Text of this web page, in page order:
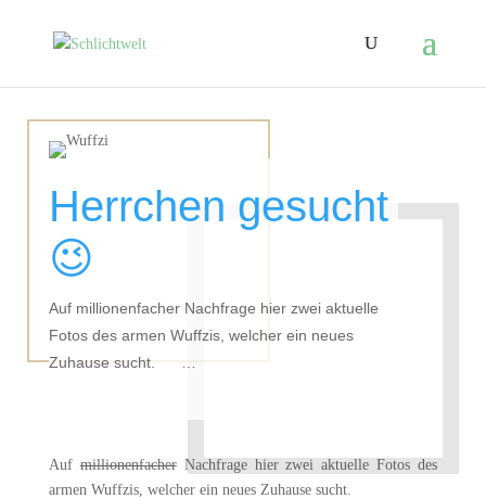
Herrchen gesucht
😉
Auf millionenfacher Nachfrage hier zwei aktuelle
Fotos des armen Wuffzis, welcher ein neues
Zuhause sucht. …
AufmillionenfacherNachfrage hier zwei aktuelle Fotos des
armen Wuffzis, welcher ein neues Zuhause sucht.